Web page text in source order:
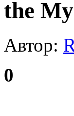
the
Автор:
0